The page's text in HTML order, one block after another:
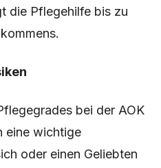
die Pflegehilfe bis zu
bei der AOK
eine wichtige
oder einen Geliebten